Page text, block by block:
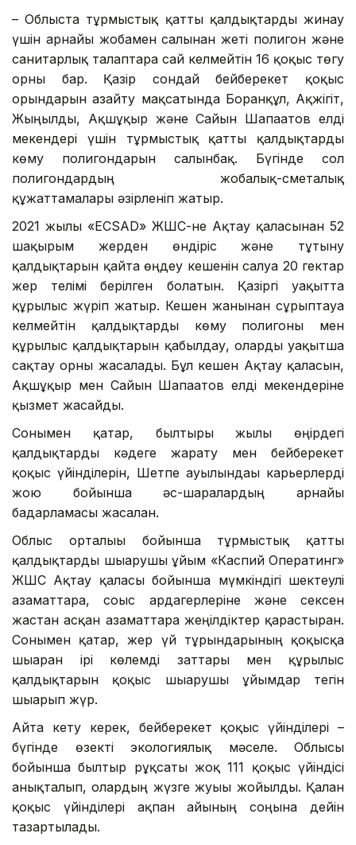
– Облыста тұрмыстық қатты қалдықтарды жинау
үшін арнайы жобамен салынған жеті полигон және
санитарлық талаптарға сай келмейтін 16 қоқыс төгу
орны бар. Қазір сондай бейберекет қоқыс
орындарын азайту мақсатында Боранқұл, Ақжігіт,
Жыңғылды, Ақшұқыр және Сайын Шапағатов елді
мекендері үшін тұрмыстық қатты қалдықтарды
көму полигондарын салынбақ. Бүгінде сол
полигондардың жобалық-сметалық
құжаттамалары әзірленіп жатыр.
2021 жылы «ECSAD» ЖШС-не Ақтау қаласынан 52
шақырым жерден өндіріс және тұтыну
қалдықтарын қайта өңдеу кешенін салуға 20 гектар
жер телімі берілген болатын. Қазіргі уақытта
құрылыс жүріп жатыр. Кешен жанынан сұрыптауға
келмейтін қалдықтарды көму полигоны мен
құрылыс қалдықтарын қабылдау, оларды уақытша
сақтау орны жасалады. Бұл кешен Ақтау қаласын,
Ақшұқыр мен Сайын Шапағатов елді мекендеріне
қызмет жасайды.
Сонымен қатар, былтырғы жылы өңірдегі
қалдықтарды кәдеге жарату мен бейберекет
қоқыс үйінділерін, Шетпе ауылындағы карьерлерді
жою бойынша әс-шаралардың арнайы
бағдарламасы жасалған.
Облыс орталығы бойынша тұрмыстық қатты
қалдықтарды шығарушы ұйым «Каспий Оператинг»
ЖШС Ақтау қаласы бойынша мүмкіндігі шектеулі
азаматтарға, соғыс ардагерлеріне және сексен
жастан асқан азаматтарға жеңілдіктер қарастырған.
Сонымен қатар, жер үй тұрғындарының қоқысқа
шығарған ірі көлемді заттары мен құрылыс
қалдықтарын қоқыс шығарушы ұйымдар тегін
шығарып жүр.
Айта кету керек, бейберекет қоқыс үйінділері –
бүгінде өзекті экологиялық мәселе. Облысы
бойынша былтыр рұқсаты жоқ 111 қоқыс үйіндісі
анықталып, олардың жүзге жуығы жойылды. Қалған
қоқыс үйінділері ақпан айының соңына дейін
тазартылады.